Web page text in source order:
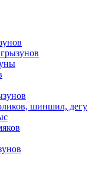
шиншил, дегу